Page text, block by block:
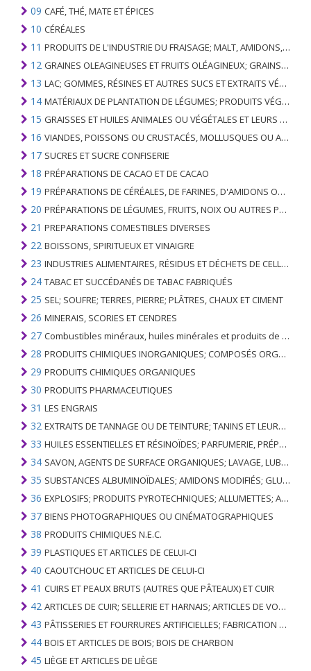
09 CAFÉ, THÉ, MATE ET ÉPICES
10 CÉRÉALES
11 PRODUITS DE L'INDUSTRIE DU FRAISAGE; MALT, AMIDONS, INULINE, GLUTEN DE BLÉ
12 GRAINES OLEAGINEUSES ET FRUITS OLÉAGINEUX; GRAINS DIVERS, GRAINES ET FRUITS, PLANTES INDUSTRIELLES OU MÉDICINALES; PAILLE ET FOURRAGE
13 LAC; GOMMES, RÉSINES ET AUTRES SUCS ET EXTRAITS VÉGÉTAUX
14 MATÉRIAUX DE PLANTATION DE LÉGUMES; PRODUITS VÉGÉTAUX NON DÉNOMMÉS NI COMPRIS AILLEURS
15 GRAISSES ET HUILES ANIMALES OU VÉGÉTALES ET LEURS PRODUITS DE CLIVAGE; GRAISSES ANIMALES PRÉPARÉES; CIRES ANIMALES OU VÉGÉTALES
16 VIANDES, POISSONS OU CRUSTACÉS, MOLLUSQUES OU AUTRES INVERTÉBRÉS AQUATIQUES; PRÉPARATIONS DE CELLES-CI
17 SUCRES ET SUCRE CONFISERIE
18 PRÉPARATIONS DE CACAO ET DE CACAO
19 PRÉPARATIONS DE CÉRÉALES, DE FARINES, D'AMIDONS OU DE LAIT; PRODUITS DE PATISSERIE
20 PRÉPARATIONS DE LÉGUMES, FRUITS, NOIX OU AUTRES PARTIES DE PLANTES
21 PREPARATIONS COMESTIBLES DIVERSES
22 BOISSONS, SPIRITUEUX ET VINAIGRE
23 INDUSTRIES ALIMENTAIRES, RÉSIDUS ET DÉCHETS DE CELLES-CI; FOURRAGE ANIMAL PRÉPARÉ
24 TABAC ET SUCCÉDANÉS DE TABAC FABRIQUÉS
25 SEL; SOUFRE; TERRES, PIERRE; PLÂTRES, CHAUX ET CIMENT
26 MINERAIS, SCORIES ET CENDRES
27 Combustibles minéraux, huiles minérales et produits de leur distillation; SUBSTANCES BITUMINEUSES; CIRES MINÉRALES
28 PRODUITS CHIMIQUES INORGANIQUES; COMPOSÉS ORGANIQUES ET INORGANIQUES DE MÉTAUX PRÉCIEUX; DE MÉTAUX DES TERRES RARES, D'ÉLÉMENTS RADIOACTIFS ET D'ISOTOPES
29 PRODUITS CHIMIQUES ORGANIQUES
30 PRODUITS PHARMACEUTIQUES
31 LES ENGRAIS
32 EXTRAITS DE TANNAGE OU DE TEINTURE; TANINS ET LEURS DERIVES; COLORANTS, PIGMENTS ET AUTRES MATIERES COLORANTES; PEINTURES, VERNIS; MASTIC, AUTRES MASTIQUES; ENCRES
33 HUILES ESSENTIELLES ET RÉSINOÏDES; PARFUMERIE, PRÉPARATIONS COSMÉTIQUES OU DE TOILETTE
34 SAVON, AGENTS DE SURFACE ORGANIQUES; LAVAGE, LUBRIFICATION, POLISSAGE OU PRÉPARATION À L'ÉPURATION; CIRES ARTIFICIELLES OU PRÉPARÉES, BOUGIES ET ARTICLES SIMILAIRES, PÂTES À MODÉLISER, CIRES DENTAIRES ET PRÉPARATIONS DENTAIRES À BASE DE PLÂTRE
35 SUBSTANCES ALBUMINOÏDALES; AMIDONS MODIFIÉS; GLUES; ENZYMES
36 EXPLOSIFS; PRODUITS PYROTECHNIQUES; ALLUMETTES; ALLIAGES PYROPHORIQUES; CERTAINES PRÉPARATIONS COMBUSTIBLES
37 BIENS PHOTOGRAPHIQUES OU CINÉMATOGRAPHIQUES
38 PRODUITS CHIMIQUES N.E.C.
39 PLASTIQUES ET ARTICLES DE CELUI-CI
40 CAOUTCHOUC ET ARTICLES DE CELUI-CI
41 CUIRS ET PEAUX BRUTS (AUTRES QUE PÂTEAUX) ET CUIR
42 ARTICLES DE CUIR; SELLERIE ET ​​HARNAIS; ARTICLES DE VOYAGE, SACS À MAIN ET RÉCIPIENTS ANALOGUES; ARTICLES DE GUT ANIMAL (AUTRE QUE GUT DE SOIE-VERT)
43 PÂTISSERIES ET FOURRURES ARTIFICIELLES; FABRICATION DE CELLES-CI
44 BOIS ET ARTICLES DE BOIS; BOIS DE CHARBON
45 LIÈGE ET ARTICLES DE LIÈGE